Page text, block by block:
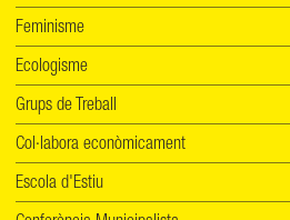
Feminisme
Ecologisme
Grups de Treball
Col·labora econòmicament
Escola d'Estiu